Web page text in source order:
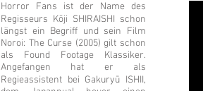
Horror Fans ist der Name des
Regisseurs Kōji SHIRAISHI schon
längst ein Begriff und sein Film
Noroi: The Curse (2005) gilt schon
als Found Footage Klassiker.
Angefangen hat er als
Regieassistent bei Gakuryū ISHII,